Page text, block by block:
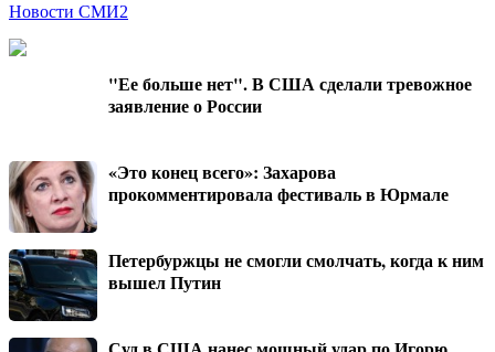
Новости СМИ2
"Ее больше нет". В США сделали тревожное
заявление о России
«Это конец всего»: Захарова
прокомментировала фестиваль в Юрмале
Петербуржцы не смогли смолчать, когда к ним
вышел Путин